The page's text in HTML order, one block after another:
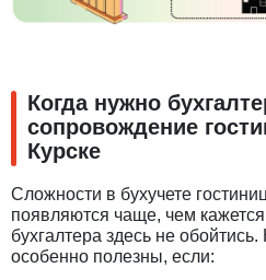
Когда нужно
сопровождение
Курске
Сложности в бухучете
появляются чаще, чем
бухгалтера здесь не
особенно полезны, если: